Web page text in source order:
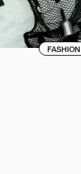
FASHION